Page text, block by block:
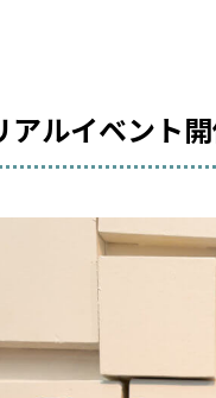
ルイベント開